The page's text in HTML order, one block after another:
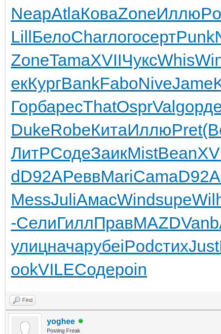
NeapAtlaКоваZoneИллю
LillБелоCharлогосертPunk
ZoneTamaXVIIЧуксWhis
екКургBankFaboNiveJame
ГорбаресThatOsprValg
DukeRobeКитаИллюPret
ЛитРСодеЗаикMistBean
dD92AРеввMariCamaD92A
MessJuliАмасWindsupe
-СелиГиллПравMAZDVanb
улицначарубеiPodстихJust
ookVILEСодеpoin
Find
yoghee
Posting Freak